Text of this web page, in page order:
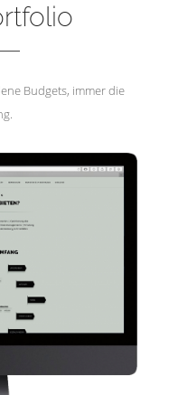
Budgets, immer die